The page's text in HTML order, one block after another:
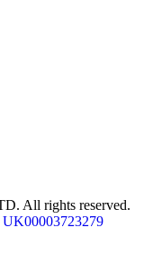
All rights reserved.
UK00003723279